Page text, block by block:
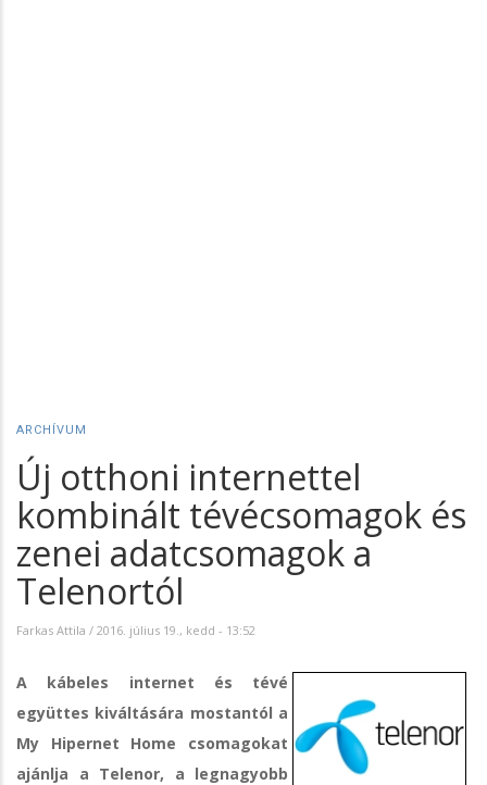
ARCHÍVUM
Új otthoni internettel
kombinált tévécsomagok és
zenei adatcsomagok a
Telenortól
Farkas Attila / 2016. július 19., kedd - 13:52
A kábeles internet és tévé
együttes kiváltására mostantól a
My Hipernet Home csomagokat
ajánlja a Telenor, a legnagyobb